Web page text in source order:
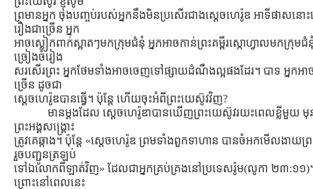
ព្រមានអ្នក ចុងបញ្ចប់របស់អ្នកនឹងមិនប្រសើរជាងស្ដេចហេរ៉ូឌ អាទីផាសនោះទ
រឿងជាច្រើន អ្នក
អាចស្លៀកពាក់ស្អាតៗមកក្រុមជំនុំ អ្នកអាចកាន់ព្រះគម្ពីរស្កោហ្វាលមកក្រុមជំ
ច្រៀងចំរៀង
សរសើរព្រះ អ្នកថែមទាំងអាចចេញទៅផ្សាយដំណឹងល្អផងដែរ។ បាទ អ្នកអាច
ច្រើន ដូចជា
ស្ដេចហេរ៉ូឌបានធ្វើ។ ប៉ុន្ដែ ហើយចុះអំពីព្រះយេស៊ូវវិញ?
មានម្ដងដែល សេ្ដចហេរ៉ូឌាបានឃើញព្រះយេស៊ូវរយះពេលខ្លីមួយ
ព្រះអង្គសង្រ្គោះ
ត្រូវគេឆ្កាង។ ប៉ុន្ដែ «ស្តេចហេរ៉ូឌ ព្រមទាំងពួកទាហាន បានចំអកមើលងាយព្
រួចបញ្ជូនត្រឡប់
ទៅឯលោកពីឡាត់វិញ» ដែលជាអ្នកគ្រប់គ្រងនៅប្រទេសរ៉ូម(លូកា ២៣:១១
ព្រោះនៅពេលនេះ